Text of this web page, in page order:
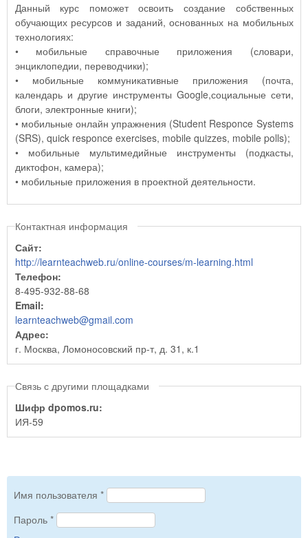
Данный курс поможет освоить создание собственных
обучающих ресурсов и заданий, основанных на мобильных
технологиях:
• мобильные справочные приложения (словари,
энциклопедии, переводчики);
• мобильные коммуникативные приложения (почта,
календарь и другие инструменты Google,социальные сети,
блоги, электронные книги);
• мобильные онлайн упражнения (Student Responce Systems
(SRS), quick responce exercises, mobile quizzes, mobile polls);
• мобильные мультимедийные инструменты (подкасты,
диктофон, камера);
• мобильные приложения в проектной деятельности.
Контактная информация
Сайт:
http://learnteachweb.ru/online-courses/m-learning.html
Телефон:
8-495-932-88-68
Email:
learnteachweb@gmail.com
Адрес:
г. Москва, Ломоносовский пр-т, д. 31, к.1
Связь с другими площадками
Шифр dpomos.ru:
ИЯ-59
Имя пользователя *
Пароль *